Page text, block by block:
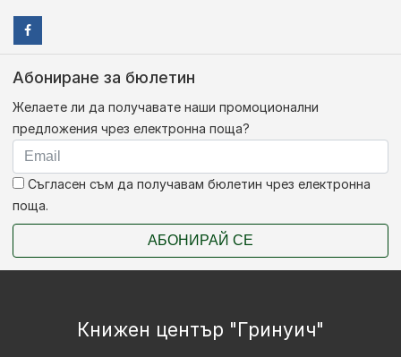
Абониране за бюлетин
Желаете ли да получавате наши промоционални
предложения чрез електронна поща?
Съгласен съм да получавам бюлетин чрез електронна
поща.
АБОНИРАЙ СЕ
Книжен център "Гринуич"